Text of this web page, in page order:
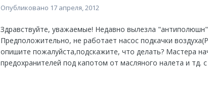
Опубликовано 17 апреля, 2012
Здравствуйте, уважаемые! Недавно вылезла
Предположительно, не работает насос подкачки
опишите пожалуйста,подскажите, что делать? Мастера
предохранителей под капотом от масляного налета и тд.